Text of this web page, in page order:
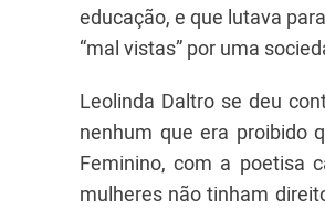
educação, e que lutava
“mal vistas” por uma
Leolinda Daltro se deu
nenhum que era proibido
Feminino, com a poetisa
mulheres não tinham